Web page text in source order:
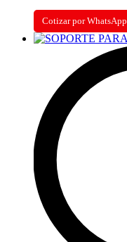
Cotizar por WhatsApp